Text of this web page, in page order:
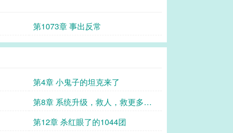
第1073章 事出反常
第4章 小鬼子的坦克来了
第8章 系统升级，救人，救更多的
人
第12章 杀红眼了的1044团